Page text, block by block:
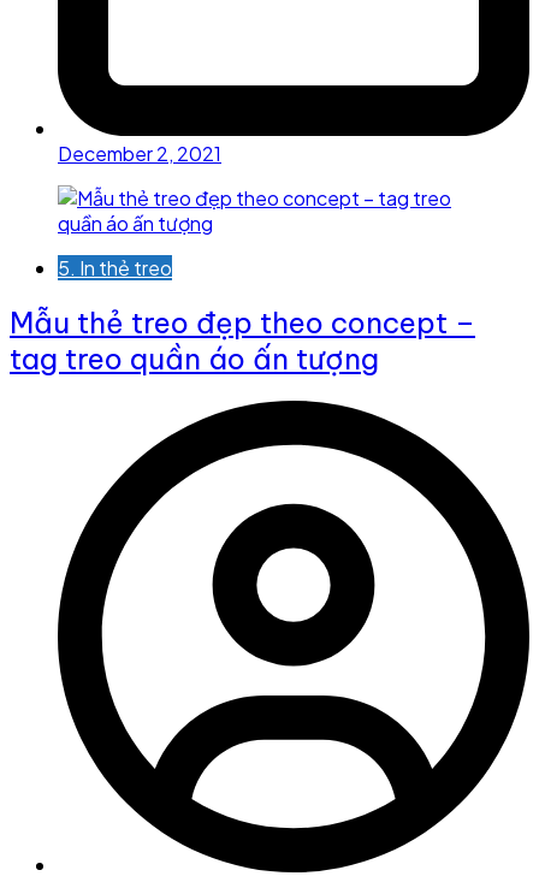
December 2, 2021
5. In thẻ treo
Mẫu thẻ treo đẹp theo concept –
tag treo quần áo ấn tượng